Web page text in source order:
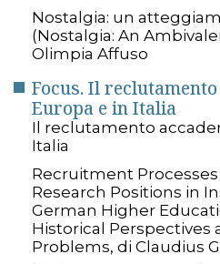
Nostalgia: un
(Nostalgia: An
Olimpia Affuso
Focus. Il
Europa e in Italia
Il reclutamento
Italia
Recruitment
Research Positions in
German Higher
Historical Perspectives
Problems, di Claudius